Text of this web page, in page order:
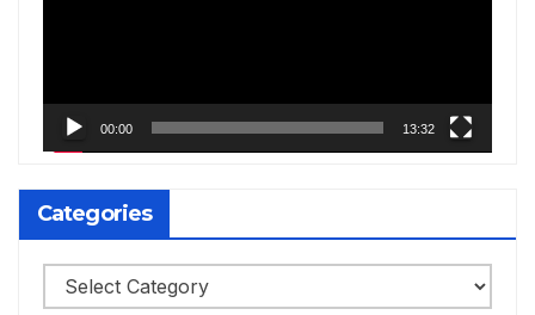
00:00 13:32
Categories
Categories